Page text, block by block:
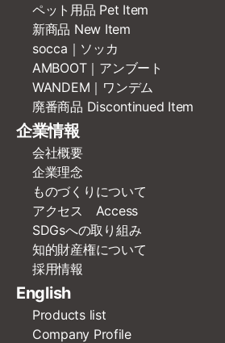
ペット用品 Pet Item
新商品 New Item
socca｜ソッカ
AMBOOT｜アンブート
WANDEM｜ワンデム
廃番商品 Discontinued Item
企業情報
会社概要
企業理念
ものづくりについて
アクセス Access
SDGsへの取り組み
知的財産権について
採用情報
English
Products list
Company Profile